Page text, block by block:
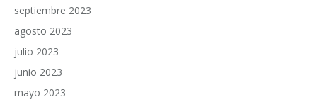
septiembre 2023
agosto 2023
julio 2023
junio 2023
mayo 2023